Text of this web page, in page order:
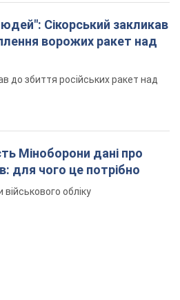
Сікорський закликав
ворожих ракет над
до збиття російських ракет над
Міноборони дані про
для чого це потрібно
обліку